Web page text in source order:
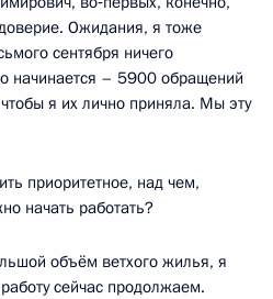
Ожидания, я тоже
сентября ничего
начинается – 5900 обращений
я их лично приняла. Мы эту
приоритетное, над чем,
начать работать?
объём ветхого жилья, я
сейчас продолжаем.